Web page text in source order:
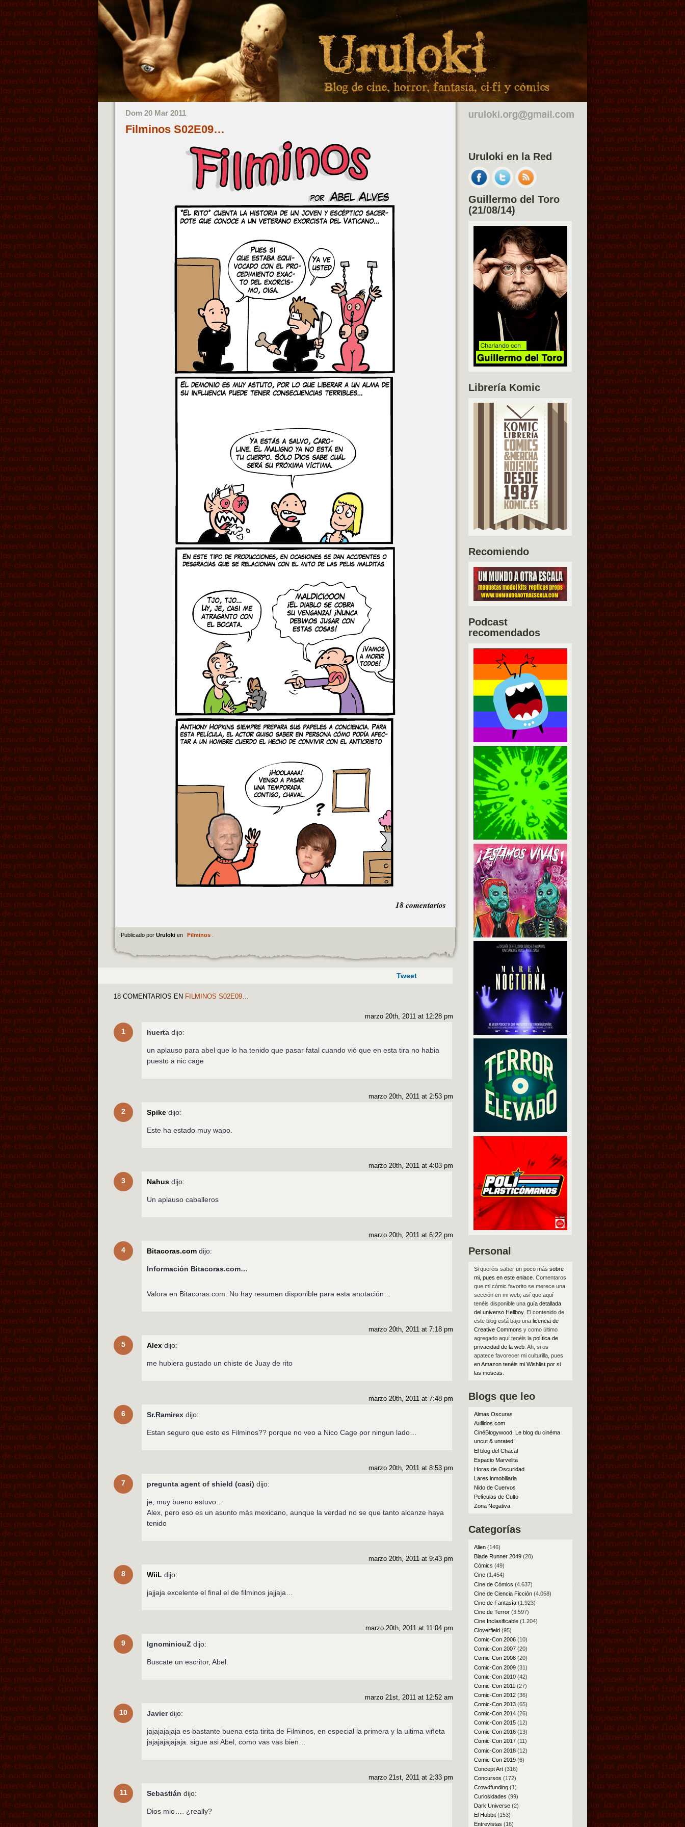
Dom 20 Mar 2011
Filminos S02E09…
18 comentarios
Publicado por Uruloki en Filminos.
Tweet
18 COMENTARIOS EN FILMINOS S02E09…
1
marzo 20th, 2011 at 12:28 pm
huerta dijo:
un aplauso para abel que lo ha tenido que pasar fatal cuando vió que en esta tira no habia
puesto a nic cage
2
marzo 20th, 2011 at 2:53 pm
Spike dijo:
Este ha estado muy wapo.
3
marzo 20th, 2011 at 4:03 pm
Nahus dijo:
Un aplauso caballeros
4
marzo 20th, 2011 at 6:22 pm
Bitacoras.com dijo:
Información Bitacoras.com…
Valora en Bitacoras.com: No hay resumen disponible para esta anotación…
5
marzo 20th, 2011 at 7:18 pm
Alex dijo:
me hubiera gustado un chiste de Juay de rito
6
marzo 20th, 2011 at 7:48 pm
Sr.Ramirex dijo:
Estan seguro que esto es Filminos?? porque no veo a Nico Cage por ningun lado…
7
marzo 20th, 2011 at 8:53 pm
pregunta agent of shield (casi) dijo:
je, muy bueno estuvo…
Alex, pero eso es un asunto más mexicano, aunque la verdad no se que tanto alcanze haya
tenido
8
marzo 20th, 2011 at 9:43 pm
WiiL dijo:
jajjaja excelente el final el de filminos jajjaja…
9
marzo 20th, 2011 at 11:04 pm
IgnominiouZ dijo:
Buscate un escritor, Abel.
10
marzo 21st, 2011 at 12:52 am
Javierdijo:
jajajajajaja es bastante buena esta tirita de Filminos, en especial la primera y la ultima viñeta
jajajajajajaja. sigue asi Abel, como vas vas bien…
11
marzo 21st, 2011 at 2:33 pm
Sebastián dijo:
Dios mio…. ¿really?
Uruloki en la Red
Guillermo del Toro
(21/08/14)
Librería Komic
Recomiendo
Podcast
recomendados
Personal
Si queréis saber un poco más sobre
mi, pues en este enlace. Comentaros
que mi cómic favorito se merece una
sección en mi web, así que aquí
tenéis disponible una guía detallada
del universo Hellboy. El contenido de
este blog está bajo una licencia de
Creative Commons y como último
agregado aquí tenéis la política de
privacidad de la web. Ah, si os
apatece favorecer mi culturilla, pues
en Amazon tenéis mi Wishlist por si
las moscas
Blogs que leo
Almas Oscuras
Aullidos.com
CinéBlogywood. Le blog du cinéma
uncut & unrated!
El blog del Chacal
Espacio Marvelita
Horas de Oscuridad
Lares inmobiliaria
Nido de Cuervos
Películas de Culto
Zona Negativa
Categorías
Alien(146)
Blade Runner 2049(20)
Cómics (49)
Cine(1.454)
Cine de Cómics (4.637)
Cine de Ciencia Ficción(4.058)
Cine de Fantasía(1.923)
Cine de Terror(3.597)
Cine Inclasificable(1.204)
Cloverfield(95)
Comic-Con 2006(10)
Comic-Con 2007(20)
Comic-Con 2008(20)
Comic-Con 2009(31)
Comic-Con 2010(42)
Comic-Con 2011 (27)
Comic-Con 2012(36)
Comic-Con 2013(65)
Comic-Con 2014(26)
Comic-Con 2015(12)
Comic-Con 2016(13)
Comic-Con 2017(11)
Comic-Con 2018(12)
Comic-Con 2019(6)
Concept Art(316)
Concursos (172)
Crowdfunding(1)
Curiosidades (99)
Dark Universe(2)
El Hobbit(153)
Entrevistas (16)